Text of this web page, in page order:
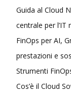
Guida al Cloud
centrale per l’IT
FinOps per AI,
prestazioni e
Strumenti
Cos’è il Cloud